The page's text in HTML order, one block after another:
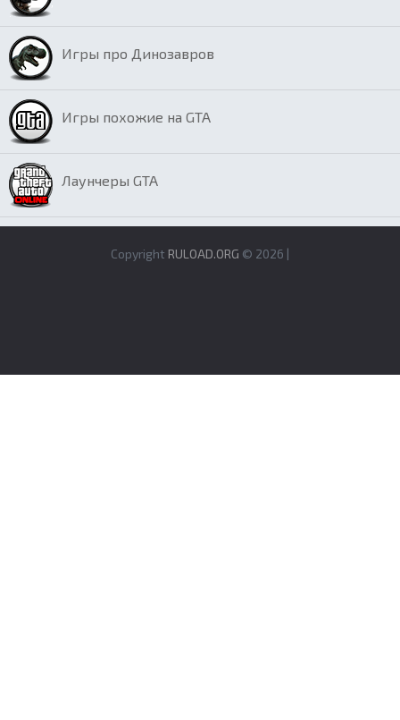
Игры про Динозавров
Игры похожие на GTA
Лаунчеры GTA
Copyright RULOAD.ORG © 2026 |